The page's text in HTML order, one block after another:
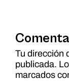
Tu dirección
publicada.
marcados